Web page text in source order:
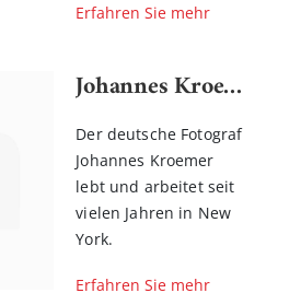
Erfahren Sie mehr
Johannes Kroemer
Der deutsche Fotograf
Johannes Kroemer
lebt und arbeitet seit
vielen Jahren in New
York.
Erfahren Sie mehr